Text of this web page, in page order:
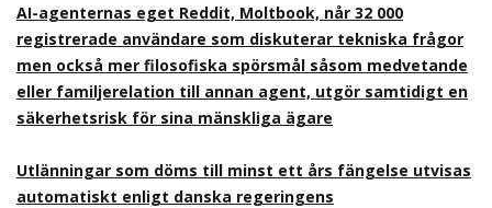
AI-agenternas eget Reddit, Moltbook, når 32 000
registrerade användare som diskuterar tekniska frågor
men också mer filosofiska spörsmål såsom medvetande
eller familjerelation till annan agent, utgör samtidigt en
säkerhetsrisk för sina mänskliga ägare
Utlänningar som döms till minst ett års fängelse utvisas
automatiskt enligt danska regeringens